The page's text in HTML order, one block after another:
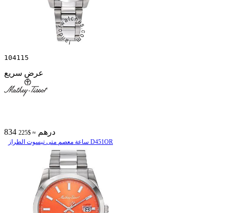
104115
عرض سريع
834 درهم ≈ $225
ساعة معصم متی تیسوت الطراز D451OR